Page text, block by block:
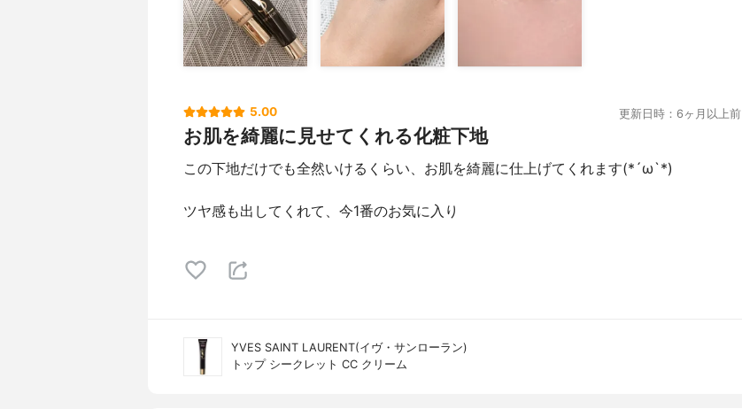
5.00 更新日時：6ヶ月以上前
お肌を綺麗に見せてくれる化粧下地
この下地だけでも全然いけるくらい、お肌を綺麗に仕上げてくれます(*´ω`*)
ツヤ感も出してくれて、今1番のお気に入り
YVES SAINT LAURENT(イヴ・サンローラン)
トップ シークレット CC クリーム